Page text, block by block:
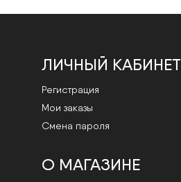
ЛИЧНЫЙ КАБИНЕТ
Регистрация
Мои заказы
Смена пароля
О МАГАЗИНЕ